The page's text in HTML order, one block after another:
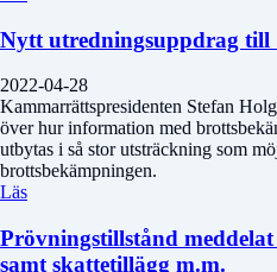
Nytt utredningsuppdrag till
2022-04-28
Kammarrättspresidenten Stefan
över hur information med
utbytas i så stor utsträckning som
brottsbekämpningen.
Läs
Prövningstillstånd
samt skattetillägg m.m.